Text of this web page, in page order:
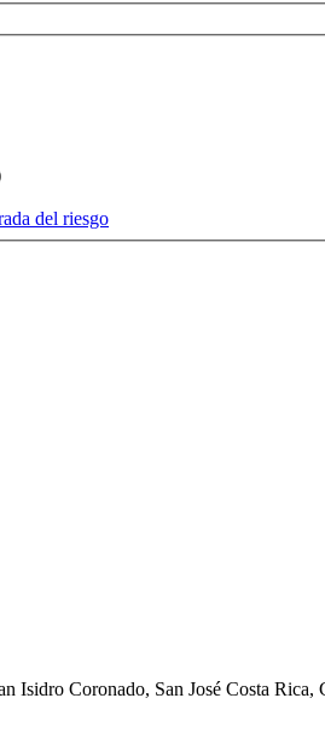
del riesgo
Isidro Coronado, San José Costa